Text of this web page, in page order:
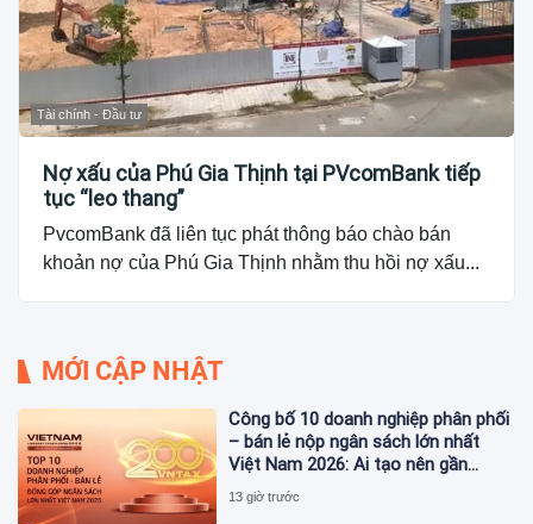
Tài chính - Đầu tư
Nợ xấu của Phú Gia Thịnh tại PVcomBank tiếp
tục “leo thang”
PvcomBank đã liên tục phát thông báo chào bán
khoản nợ của Phú Gia Thịnh nhằm thu hồi nợ xấu...
MỚI CẬP NHẬT
Công bố 10 doanh nghiệp phân phối
– bán lẻ nộp ngân sách lớn nhất
Việt Nam 2026: Ai tạo nên gần
12.900 tỷ đồng?
13 giờ trước